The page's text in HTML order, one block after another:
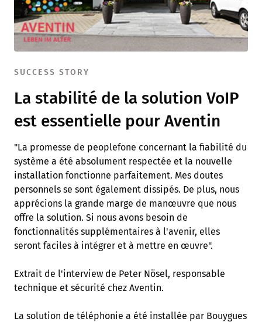
SUCCESS STORY
La stabilité de la solution VoIP
est essentielle pour Aventin
"La promesse de peoplefone concernant la fiabilité du
système a été absolument respectée et la nouvelle
installation fonctionne parfaitement. Mes doutes
personnels se sont également dissipés. De plus, nous
apprécions la grande marge de manœuvre que nous
offre la solution. Si nous avons besoin de
fonctionnalités supplémentaires à l'avenir, elles
seront faciles à intégrer et à mettre en œuvre".
Extrait de l'interview de Peter Nösel, responsable
technique et sécurité chez Aventin.
La solution de téléphonie a été installée par Bouygues